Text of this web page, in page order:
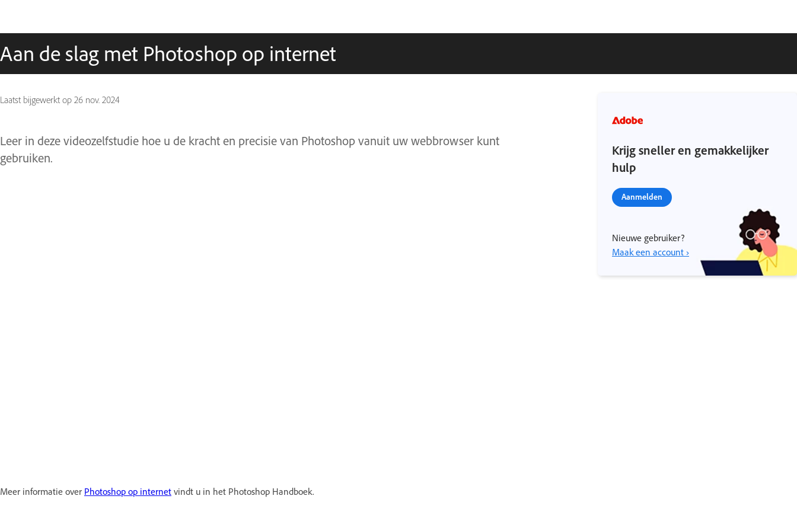
Aan de slag met Photoshop op internet
Laatst bijgewerkt op 26 nov. 2024
Leer in deze videozelfstudie hoe u de kracht en precisie van Photoshop vanuit uw webbrowser kunt
gebruiken.
Meer informatie over Photoshop op internet vindt u in het Photoshop Handboek.
Krijg sneller en gemakkelijker
hulp
Aanmelden
Nieuwe gebruiker?
Maak een account ›